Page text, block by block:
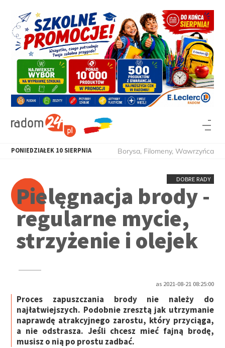
PONIEDZIAŁEK 10 SIERPNIA Borysa, Filomeny, Wawrzyńca
DOBRE RADY
Pielęgnacja brody -
regularne mycie,
strzyżenie i olejek
as 2021-08-21 08:25:00
Proces zapuszczania brody nie należy do
najłatwiejszych. Podobnie zresztą jak utrzymanie
naprawdę atrakcyjnego zarostu, który przyciąga,
a nie odstrasza. Jeśli chcesz mieć fajną brodę,
musisz o nią po prostu zadbać.